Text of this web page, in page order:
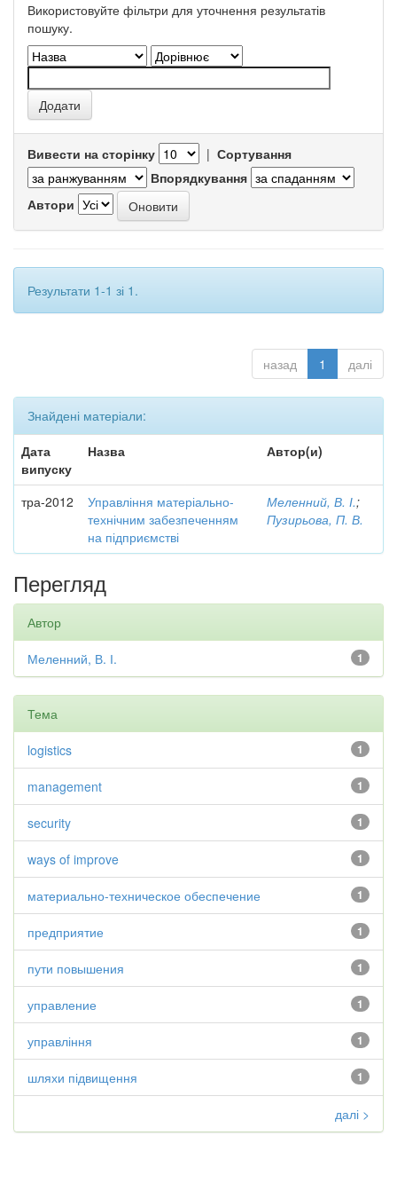
Використовуйте фільтри для уточнення результатів
пошуку.
Вивести на сторінку | Сортування
Впорядкування
Автори
Результати 1-1 зі 1.
назад 1 далі
Знайдені матеріали:
Дата
випуску
Назва Автор(и)
тра-2012
Управління матеріально-
технічним забезпеченням
на підприємстві
Меленний, В. І.;
Пузирьова, П. В.
Перегляд
Автор
1
Меленний, В. І.
Тема
1
logistics
1
management
1
security
1
ways of improve
1
материально-техническое обеспечение
1
предприятие
1
пути повышения
1
управление
1
управління
1
шляхи підвищення
далі >